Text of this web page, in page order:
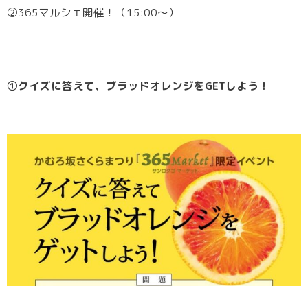
②365マルシェ開催！（15:00〜）
①クイズに答えて、 ブラッドオレンジをGETしよう！